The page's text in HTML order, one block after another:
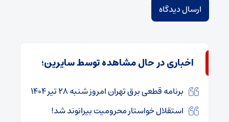
اخباری در حال مشاهده توسط سایرین؛
برنامه قطعی برق تهران امروز شنبه ۲۸ تیر ۱۴۰۴
استقلال خواستار محرومیت بیرانوند شد!